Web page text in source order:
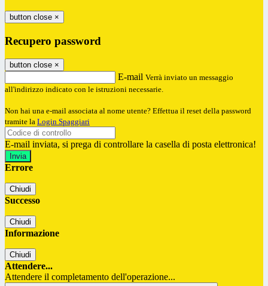
button close ×
Recupero password
button close ×
E-mail Verrà inviato un messaggio
all'indirizzo indicato con le istruzioni necessarie.
Non hai una e-mail associata al nome utente? Effettua il reset della password
tramite la Login Spaggiari
E-mail inviata, si prega di controllare la casella di posta elettronica!
Errore
Chiudi
Successo
Chiudi
Informazione
Chiudi
Attendere...
Attendere il completamento dell'operazione...